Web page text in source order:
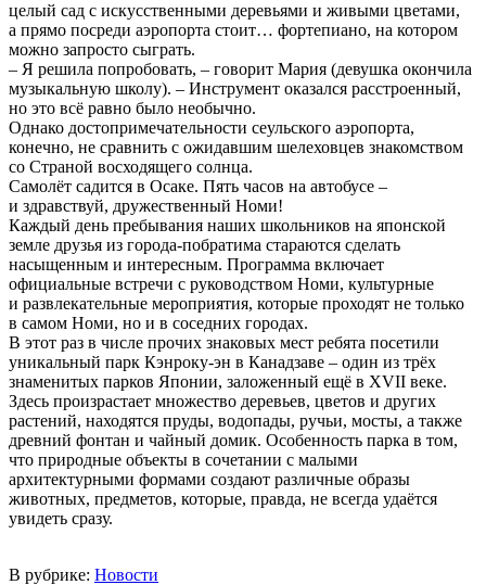
целый сад с искусственными деревьями и живыми цветами,
а прямо посреди аэропорта стоит… фортепиано, на котором
можно запросто сыграть.
– Я решила попробовать, – говорит Мария (девушка окончила
музыкальную школу). – Инструмент оказался расстроенный,
но это всё равно было необычно.
Однако достопримечательности сеульского аэропорта,
конечно, не сравнить с ожидавшим шелеховцев знакомством
со Страной восходящего солнца.
Самолёт садится в Осаке. Пять часов на автобусе –
и здравствуй, дружественный Номи!
Каждый день пребывания наших школьников на японской
земле друзья из города-побратима стараются сделать
насыщенным и интересным. Программа включает
официальные встречи с руководством Номи, культурные
и развлекательные мероприятия, которые проходят не только
в самом Номи, но и в соседних городах.
В этот раз в числе прочих знаковых мест ребята посетили
уникальный парк Кэнроку-эн в Канадзаве – один из трёх
знаменитых парков Японии, заложенный ещё в XVII веке.
Здесь произрастает множество деревьев, цветов и других
растений, находятся пруды, водопады, ручьи, мосты, а также
древний фонтан и чайный домик. Особенность парка в том,
что природные объекты в сочетании с малыми
архитектурными формами создают различные образы
животных, предметов, которые, правда, не всегда удаётся
увидеть сразу.
В рубрике: Новости